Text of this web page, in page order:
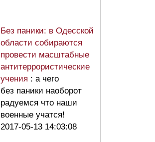
Без паники: в Одесской
области собираются
провести масштабные
антитеррористические
учения : а чего
без паники наоборот
радуемся что наши
военные учатся!
2017-05-13 14:03:08